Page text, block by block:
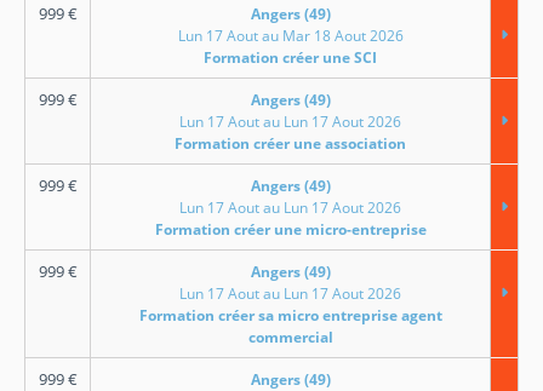
999€
Angers (49)
Lun 17 Aout au Mar 18 Aout 2026
Formation créer une SCI
999€
Angers (49)
Lun 17 Aout au Lun 17 Aout 2026
Formation créer une association
999€
Angers (49)
Lun 17 Aout au Lun 17 Aout 2026
Formation créer une micro-entreprise
999€
Angers (49)
Lun 17 Aout au Lun 17 Aout 2026
Formation créer sa micro entreprise agent
commercial
999€
Angers (49)